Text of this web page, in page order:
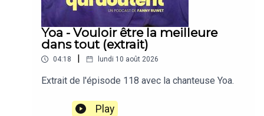
Yoa - Vouloir être la meilleure
dans tout (extrait)
04:18 lundi 10 août 2026
Extrait de l'épisode 118 avec la chanteuse Yoa.
Play